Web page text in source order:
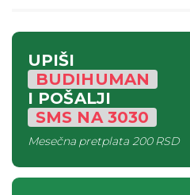
UPIŠI
BUDIHUMAN
I POŠALJI
SMS NA3030
Mesečna pretplata200 RSD